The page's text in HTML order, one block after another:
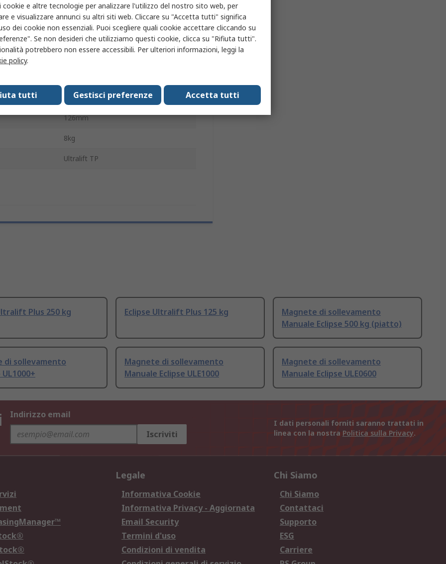
Eclipse
Magnete di sollevamento
100mm
126mm
8kg
Ultralift TP
Plus 250 kg Eclipse Ultralift Plus 125 kg
Magnete di sollevamento
Manuale Eclipse 500 kg (piatto)
di sollevamento
Magnete di sollevamento
Manuale Eclipse ULE1000
Magnete di sollevamento
Manuale Eclipse ULE0600
Indirizzo email
Iscriviti
I dati personali forniti saranno trattati in
linea con la nostra Politica sulla Privacy.
Legale
Informativa Cookie
Informativa Privacy - Aggiornata
Email Security
Termini d'uso
Condizioni di vendita
Chi Siamo
Chi Siamo
Contattaci
Supporto
ESG
Carriere
cookie e altre tecnologie per analizzare l'utilizzo del nostro sito web, per
e visualizzare annunci su altri siti web. Cliccare su "Accetta tutti" significa
dei cookie non essenziali. Puoi scegliere quali cookie accettare cliccando su
Se non desideri che utilizziamo questi cookie, clicca su "Rifiuta tutti".
potrebbero non essere accessibili. Per ulteriori informazioni, leggi la
policy.
Accetta tutti
Gestisci preferenze
tutti